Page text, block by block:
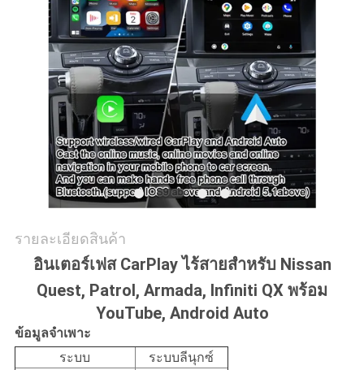
แผนผัง
เว็บไซต์
PRIVACY
POLICY
รายละเอียดสินค้า
อินเตอร์เฟส CarPlay ไร้สายสำหรับ Nissan
Quest, Patrol, Armada, Infiniti QX พร้อม
YouTube, Android Auto
ข้อมูลจำเพาะ
ระบบ
ระบบลีนุกซ์